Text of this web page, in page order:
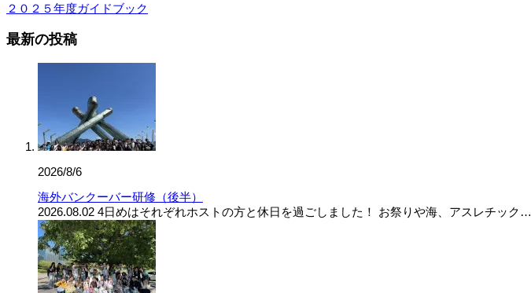
２０２５年度ガイドブック
最新の投稿
2026/8/6
海外バンクーバー研修（後半）
2026.08.02 4日めはそれぞれホストの方と休日を過ごしました！ お祭りや海、アスレチック…